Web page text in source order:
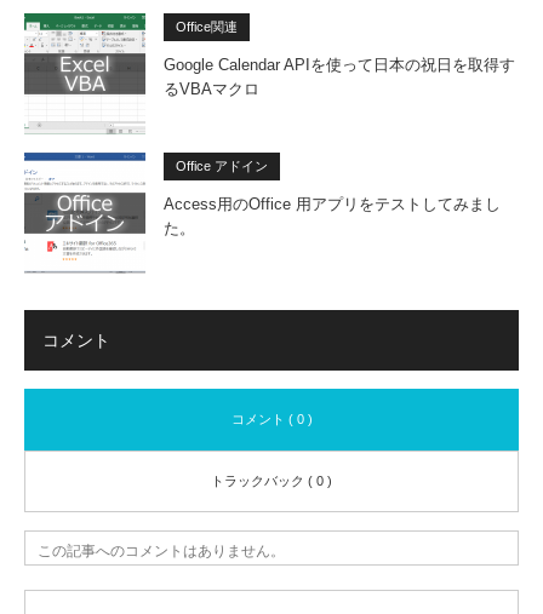
Office関連
Google Calendar APIを使って日本の祝日を取得す
るVBAマクロ
Office アドイン
Access用のOffice 用アプリをテストしてみまし
た。
コメント
コメント ( 0 )
トラックバック ( 0 )
この記事へのコメントはありません。